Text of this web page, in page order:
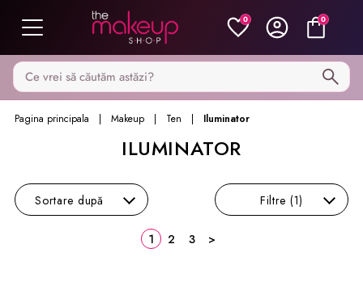
0 0
Caută pe MakeupShop
Pagina principala Makeup Ten Iluminator
ILUMINATOR
Sortare după Filtre (1)
1 2 3 >